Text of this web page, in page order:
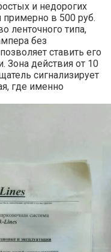
и недорогих
примерно в 500 руб.
ленточного типа,
без
ставить его
Зона действия от 10
сигнализирует
где именно